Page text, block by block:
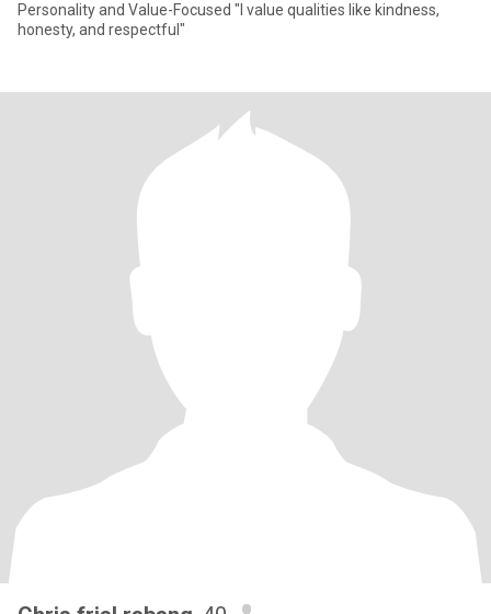
Personality and Value-Focused "I value qualities like kindness,
honesty, and respectful"